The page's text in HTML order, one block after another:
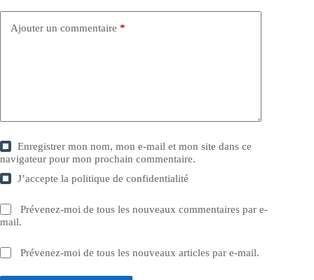
Ajouter un commentaire *
Enregistrer mon nom, mon e-mail et mon site dans ce
navigateur pour mon prochain commentaire.
J’accepte lapolitique de confidentialité
Prévenez-moi de tous les nouveaux commentaires par e-
mail.
Prévenez-moi de tous les nouveaux articles par e-mail.